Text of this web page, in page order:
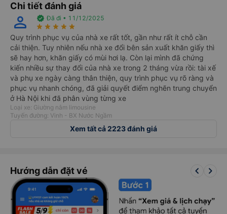
Chi tiết đánh giá
perm_identity verified Đã đi • 11/12/2025
star_rate star_rate star_rate star_rate star_rate
Quy trình phục vụ của nhà xe rất tốt, gần như rất ít chỗ cần
cải thiện. Tuy nhiên nếu nhà xe đổi bên sản xuất khăn giấy thì
sẽ hay hơn, khăn giấy có mùi hơi lạ. Còn lại mình đã chứng
kiến nhiều sự thay đổi của nhà xe trong 2 tháng vừa rồi: tài xế
và phụ xe ngày càng thân thiện, quy trình phục vụ rõ ràng và
phục vụ nhanh chóng, đã giải quyết điểm nghẽn trung chuyển
ở Hà Nội khi đã phân vùng từng xe
Loại xe: Giường nằm limousine
Tuyến đường: Vinh - BX Nước Ngầm
Xem tất cả 2223 đánh giá
Hướng dẫn đặt vé keyboard_arrow_left keyboard_arrow_right